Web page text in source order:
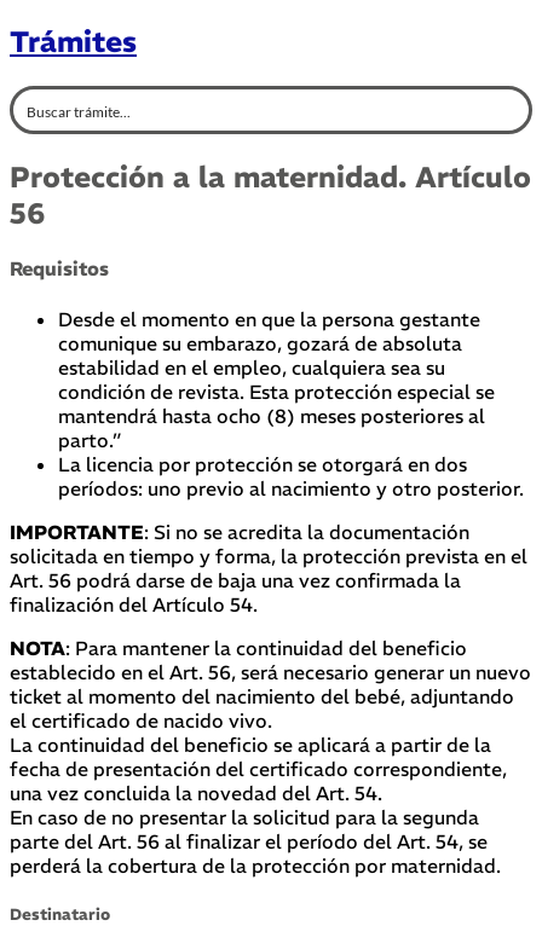
Trámites
Protección a la maternidad. Artículo
56
Requisitos
Desde el momento en que la persona gestante
comunique su embarazo, gozará de absoluta
estabilidad en el empleo, cualquiera sea su
condición de revista. Esta protección especial se
mantendrá hasta ocho (8) meses posteriores al
parto.”
La licencia por protección se otorgará en dos
períodos: uno previo al nacimiento y otro posterior.
IMPORTANTE: Si no se acredita la documentación
solicitada en tiempo y forma, la protección prevista en el
Art. 56 podrá darse de baja una vez confirmada la
finalización del Artículo 54.
NOTA: Para mantener la continuidad del beneficio
establecido en el Art. 56, será necesario generar un nuevo
ticket al momento del nacimiento del bebé, adjuntando
el certificado de nacido vivo.
La continuidad del beneficio se aplicará a partir de la
fecha de presentación del certificado correspondiente,
una vez concluida la novedad del Art. 54.
En caso de no presentar la solicitud para la segunda
parte del Art. 56 al finalizar el período del Art. 54, se
perderá la cobertura de la protección por maternidad.
Destinatario